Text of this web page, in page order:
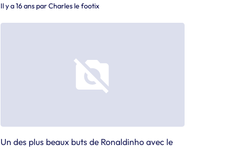
Il y a 16 ans parCharles le footix
Un des plus beaux buts de Ronaldinho avec le